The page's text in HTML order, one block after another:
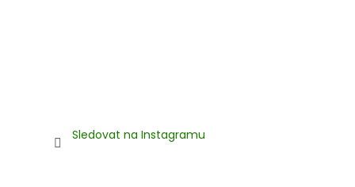
Sledovat na Instagramu